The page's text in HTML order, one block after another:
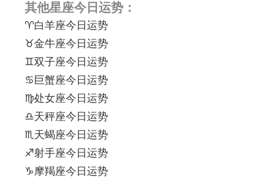
其他星座今日运势：
♈白羊座今日运势
♉金牛座今日运势
♊双子座今日运势
♋巨蟹座今日运势
♍处女座今日运势
♎天秤座今日运势
♏天蝎座今日运势
♐射手座今日运势
♑摩羯座今日运势